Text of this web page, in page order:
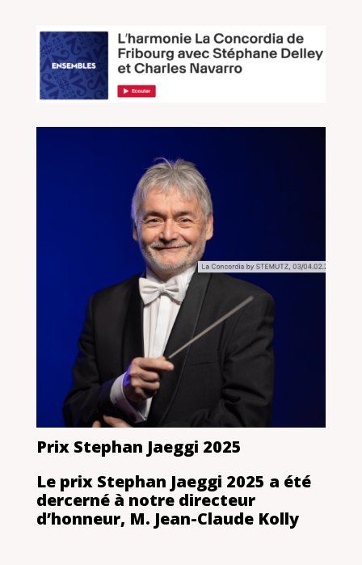
Prix Stephan Jaeggi 2025
Le prix Stephan Jaeggi 2025 a été
dercerné à notre directeur
d’honneur, M. Jean-Claude Kolly